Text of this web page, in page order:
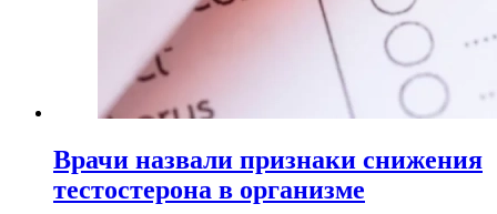
Врачи назвали признаки снижения
тестостерона в организме